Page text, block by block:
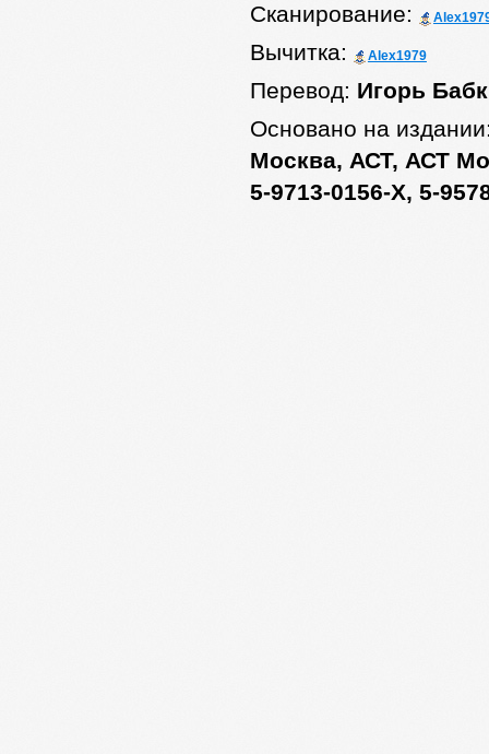
Сканирование:
Вычитка: Alex1979
Перевод: Игорь
Основано на
Москва, АСТ, АСТ
5-9713-0156-Х, 5-